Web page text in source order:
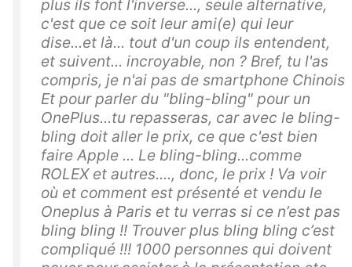
plus ils font l'inverse..., seule alternative,
c'est que ce soit leur ami(e) qui leur
dise...et là... tout d'un coup ils entendent,
et suivent... incroyable, non ? Bref, tu l'as
compris, je n'ai pas de smartphone Chinois
Et pour parler du "bling-bling" pour un
OnePlus...tu repasseras, car avec le bling-
bling doit aller le prix, ce que c'est bien
faire Apple ... Le bling-bling...comme
ROLEX et autres...., donc, le prix ! Va voir
où et comment est présenté et vendu le
Oneplus à Paris et tu verras si ce n’est pas
bling bling !! Trouver plus bling bling c’est
compliqué !!! 1000 personnes qui doivent